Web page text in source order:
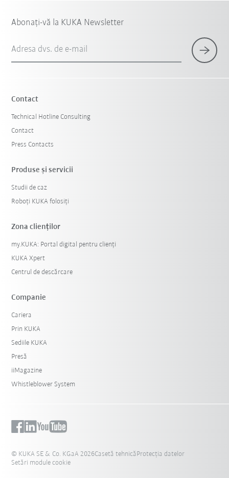
Abonați-vă la KUKA Newsletter
Adresa dvs. de e-mail
Contact
Technical Hotline Consulting
Contact
Press Contacts
Produse şi servicii
Studii de caz
Roboți KUKA folosiți
Zona clienților
my.KUKA: Portal digital pentru clienți
KUKA Xpert
Centrul de descărcare
Companie
Cariera
Prin KUKA
Sediile KUKA
Presă
iiMagazine
Whistleblower System
© KUKA SE & Co. KGaA 2026Casetă tehnică Protecția datelor
Setări module cookie